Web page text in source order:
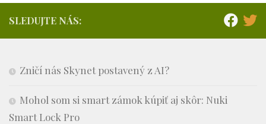
SLEDUJTE NÁS:
Zničí nás Skynet postavený z AI?
Mohol som si smart zámok kúpiť aj skôr: Nuki
Smart Lock Pro